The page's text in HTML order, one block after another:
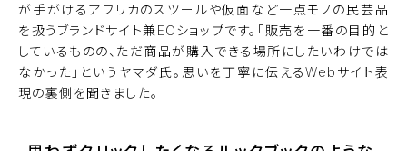
が手がけるアフリカのスツールや仮面など一点モノの民芸品
を扱うブランドサイト兼ECショップです。「販売を一番の目的と
しているものの、ただ商品が購入できる場所にしたいわけでは
なかった」というヤマダ氏。思いを丁寧に伝えるWebサイト表
現の裏側を聞きました。